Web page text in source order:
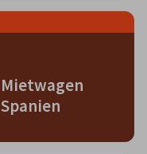
Mietwagen
Spanien